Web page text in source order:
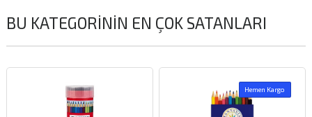
BU KATEGORININ EN ÇOK SATANLARI
Hemen Kargo